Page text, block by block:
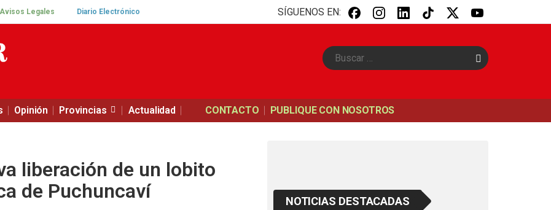
Avisos Legales Diario Electrónico SÍGUENOS EN:
B
u
Opinión Provincias Actualidad CONTACTO PUBLIQUE CON NOSOTROS
liberación de un lobito
de Puchuncaví
NOTICIAS DESTACADAS